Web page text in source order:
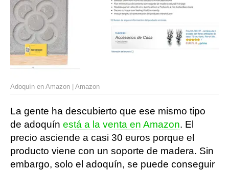
Adoquín en Amazon | Amazon
La gente ha descubierto que ese mismo tipo
de adoquín está a la venta en Amazon. El
precio asciende a casi 30 euros porque el
producto viene con un soporte de madera. Sin
embargo, solo el adoquín, se puede conseguir